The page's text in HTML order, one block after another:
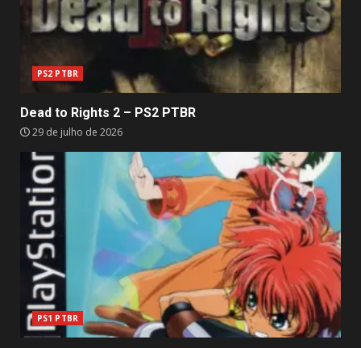
PS2 PTBR
Dead to Rights 2 – PS2 PTBR
29 de julho de 2026
PS1 PTBR